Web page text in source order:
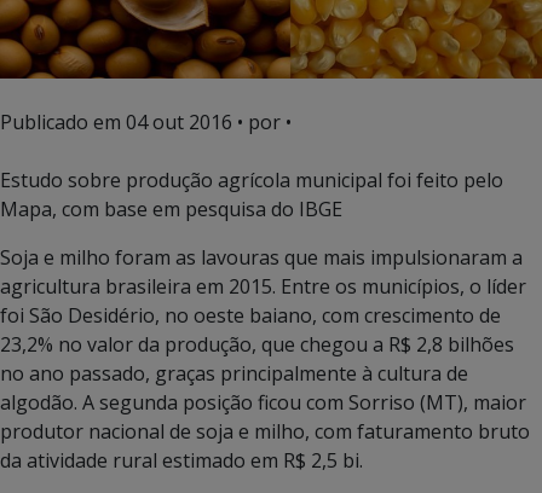
Publicado em 04 out 2016 • por •
Estudo sobre produção agrícola municipal foi feito pelo
Mapa, com base em pesquisa do IBGE
Soja e milho foram as lavouras que mais impulsionaram a
agricultura brasileira em 2015. Entre os municípios, o líder
foi São Desidério, no oeste baiano, com crescimento de
23,2% no valor da produção, que chegou a R$ 2,8 bilhões
no ano passado, graças principalmente à cultura de
algodão. A segunda posição ficou com Sorriso (MT), maior
produtor nacional de soja e milho, com faturamento bruto
da atividade rural estimado em R$ 2,5 bi.